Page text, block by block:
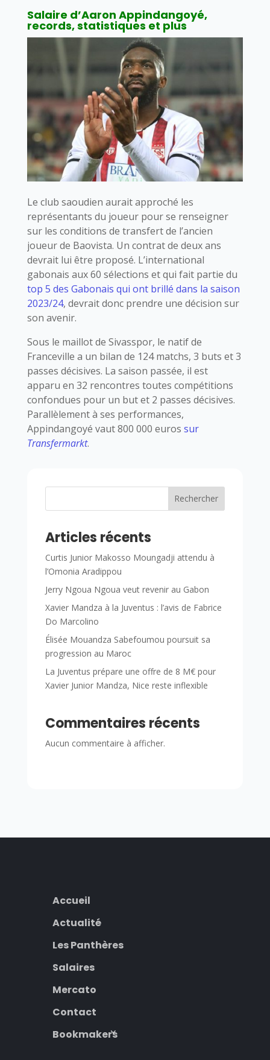
Salaire d’Aaron Appindangoyé,
records, statistiques et plus
Le club saoudien aurait approché les
représentants du joueur pour se renseigner
sur les conditions de transfert de l’ancien
joueur de Baovista. Un contrat de deux ans
devrait lui être proposé. L’international
gabonais aux 60 sélections et qui fait partie du
top 5 des Gabonais qui ont brillé dans la saison
2023/24, devrait donc prendre une décision sur
son avenir.
Sous le maillot de Sivasspor, le natif de
Franceville a un bilan de 124 matchs, 3 buts et 3
passes décisives. La saison passée, il est
apparu en 32 rencontres toutes compétitions
confondues pour un but et 2 passes décisives.
Parallèlement à ses performances,
Appindangoyé vaut 800 000 euros sur
Transfermarkt.
Rechercher
Articles récents
Curtis Junior Makosso Moungadji attendu à
l’Omonia Aradippou
Jerry Ngoua Ngoua veut revenir au Gabon
Xavier Mandza à la Juventus : l’avis de Fabrice
Do Marcolino
Élisée Mouandza Sabefoumou poursuit sa
progression au Maroc
La Juventus prépare une offre de 8 M€ pour
Xavier Junior Mandza, Nice reste inflexible
Commentaires récents
Aucun commentaire à afficher.
Accueil
Actualité
Les Panthères
Salaires
Mercato
Contact
Bookmakers